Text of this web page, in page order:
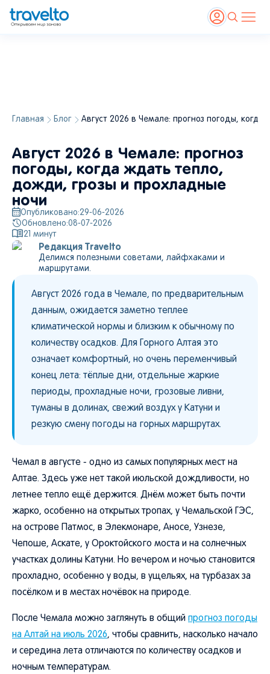
Главная Блог Август 2026 в Чемале: прогноз погоды,
Август 2026 в Чемале: прогноз
погоды, когда ждать тепло,
дожди, грозы и прохладные
ночи
Опубликовано:29-06-2026
Обновлено:08-07-2026
21 минут
Редакция Travelto
Делимся полезными советами, лайфхаками и
маршрутами.
Август 2026 года в Чемале, по предварительным
данным, ожидается заметно теплее
климатической нормы и близким к обычному по
количеству осадков. Для Горного Алтая это
означает комфортный, но очень переменчивый
конец лета: тёплые дни, отдельные жаркие
периоды, прохладные ночи, грозовые ливни,
туманы в долинах, свежий воздух у Катуни и
резкую смену погоды на горных маршрутах.
Чемал в августе - одно из самых популярных мест на
Алтае. Здесь уже нет такой июльской дождливости, но
летнее тепло ещё держится. Днём может быть почти
жарко, особенно на открытых тропах, у Чемальской ГЭС,
на острове Патмос, в Элекмонаре, Аносе, Узнезе,
Чепоше, Аскате, у Ороктойского моста и на солнечных
участках долины Катуни. Но вечером и ночью становится
прохладно, особенно у воды, в ущельях, на турбазах за
посёлком и в местах ночёвок на природе.
После Чемала можно заглянуть в общий прогноз погоды
на Алтай на июль 2026, чтобы сравнить, насколько начало
и середина лета отличаются по количеству осадков и
ночным температурам.